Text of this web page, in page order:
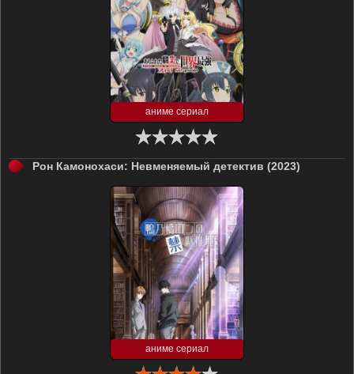
аниме сериал
Рон Камонохаси: Невменяемый детектив (2023)
аниме сериал